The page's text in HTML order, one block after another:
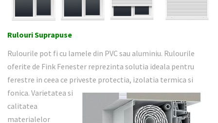
Rulouri Suprapuse
Rulourile pot fi cu lamele din PVC sau aluminiu. Rulourile
oferite de Fink Fenester reprezinta solutia ideala pentru
ferestre in ceea ce priveste protectia, izolatia termica si
fonica. Varietatea si
calitatea
materialelor